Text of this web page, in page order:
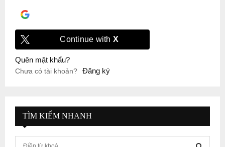
Continue with X
Quên mật khẩu?
Chưa có tài khoản? Đăng ký
TÌM KIẾM NHANH